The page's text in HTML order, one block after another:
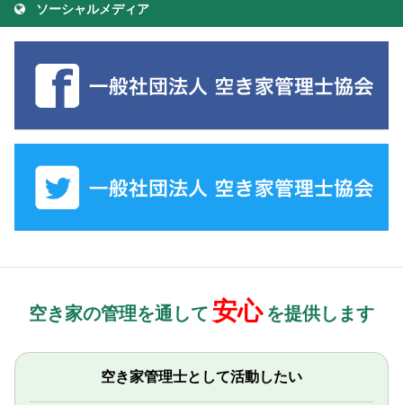
ソーシャルメディア
空き家の管理を通して 安心 を提供します
空き家管理士として活動したい